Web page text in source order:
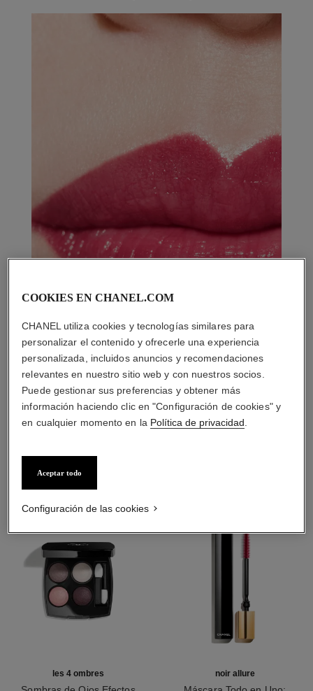
les 4 ombres noir allure
COOKIES EN CHANEL.COM
CHANEL utiliza cookies y tecnologías similares para
personalizar el contenido y ofrecerle una experiencia
personalizada, incluidos anuncios y recomendaciones
relevantes en nuestro sitio web y con nuestros socios.
Puede gestionar sus preferencias y obtener más
información haciendo clic en "Configuración de cookies" y
en cualquier momento en la Política de privacidad
Aceptar todo
Configuración de las cookies